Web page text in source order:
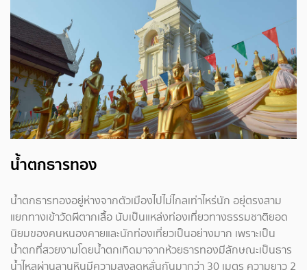
น้ำตกธารทอง
น้ำตกธารทองอยู่ห่างจากตัวเมืองไปไม่ไกลเท่าไหร่นัก อยุ่ตรงสาม
แยกทางเข้าวัดผีตากเสื้อ นับเป็นแหล่งท่องเที่ยวทางธรรมชาติยอด
นิยมของคนหนองคายและนักท่องเที่ยวเป็นอย่างมาก เพราะเป็น
น้ำตกที่สวยงามโดยน้ำตกเกิดมาจากห้วยธารทองมีลักษณะเป็นธาร
น้ำไหลผ่านลานหินมีความสูงลดหลั่นกันมากว่า 30 เมตร ความยาว 2